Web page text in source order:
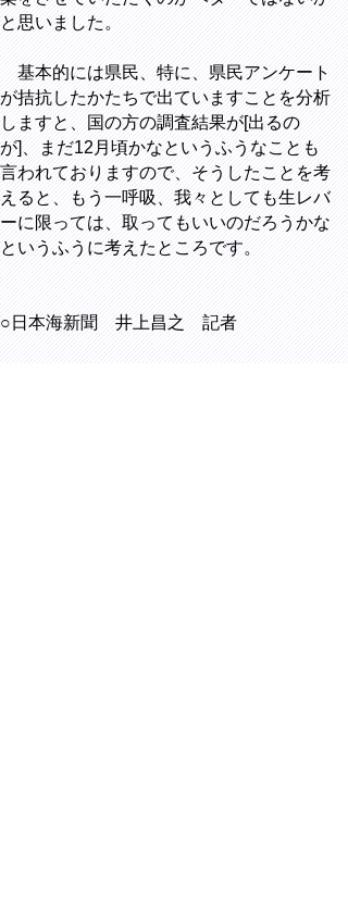
と思いました。
基本的には県民、特に、県民アンケート
が拮抗したかたちで出ていますことを分析
しますと、国の方の調査結果が[出るの
が]、まだ12月頃かなというふうなことも
言われておりますので、そうしたことを考
えると、もう一呼吸、我々としても生レバ
ーに限っては、取ってもいいのだろうかな
というふうに考えたところです。
○日本海新聞 井上昌之 記者